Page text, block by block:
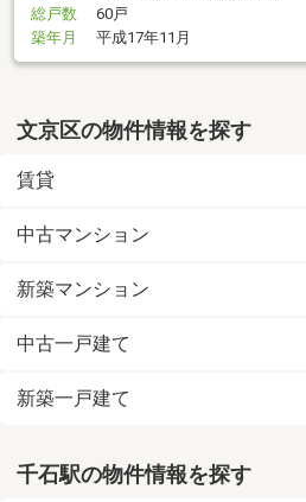
総戸数
60戸
築年月
平成17年11月
文京区の物件情報を探す
賃貸
中古マンション
新築マンション
中古一戸建て
新築一戸建て
千石駅の物件情報を探す